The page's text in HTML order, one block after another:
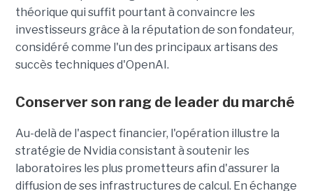
théorique qui suffit pourtant à convaincre les
investisseurs grâce à la réputation de son fondateur,
considéré comme l'un des principaux artisans des
succès techniques d'OpenAI.
Conserver son rang de leader du marché
Au-delà de l'aspect financier, l'opération illustre la
stratégie de Nvidia consistant à soutenir les
laboratoires les plus prometteurs afin d'assurer la
diffusion de ses infrastructures de calcul. En échange